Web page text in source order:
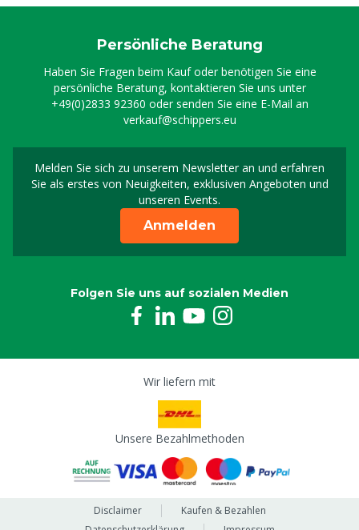
Stück
Feder 23,9 x ⌀11 mm V2A 304 für Nippel, 10
Stück
8801029
Persönliche Beratung
Haben Sie Fragen beim Kauf oder benötigen Sie eine
persönliche Beratung, kontaktieren Sie uns unter
+49(0)2833 92360 oder senden Sie eine E-Mail an
verkauf@schippers.eu
Melden Sie sich zu unserem Newsletter an und erfahren
Sie als erstes von Neuigkeiten, exklusiven Angeboten und
unseren Events.
Melden Sie sich für
Anmelden
Folgen Sie uns auf sozialen Medien
Wir liefern mit
Unsere Bezahlmethoden
Disclaimer
Kaufen & Bezahlen